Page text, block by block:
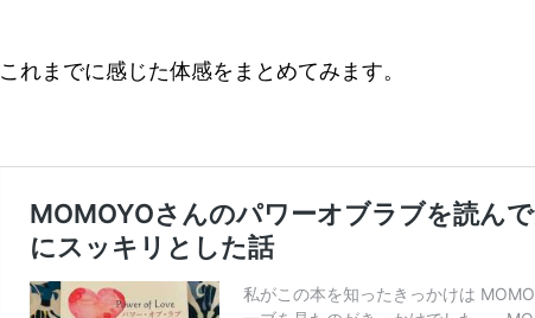
これまでに感じた体感をまとめてみます。